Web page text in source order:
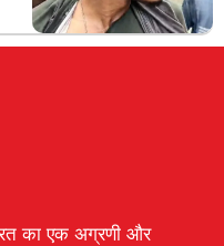
का एक अग्रणी और